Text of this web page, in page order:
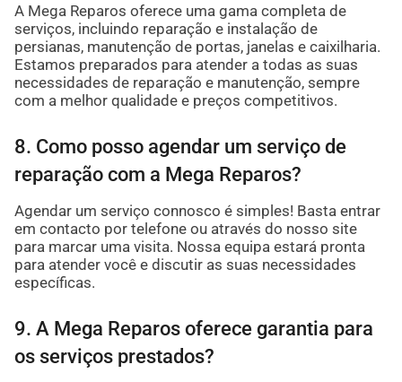
A Mega Reparos oferece uma gama completa de
serviços, incluindo reparação e instalação de
persianas, manutenção de portas, janelas e caixilharia.
Estamos preparados para atender a todas as suas
necessidades de reparação e manutenção, sempre
com a melhor qualidade e preços competitivos.
8. Como posso agendar um serviço de
reparação com a Mega Reparos?
Agendar um serviço connosco é simples! Basta entrar
em contacto por telefone ou através do nosso site
para marcar uma visita. Nossa equipa estará pronta
para atender você e discutir as suas necessidades
específicas.
9. A Mega Reparos oferece garantia para
os serviços prestados?